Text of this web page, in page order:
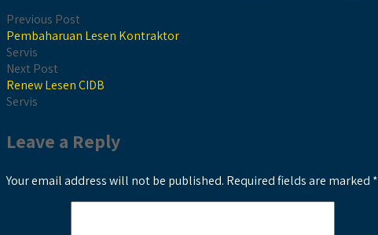
Previous Post
Pembaharuan Lesen Kontraktor
Servis
Next Post
Renew Lesen CIDB
Servis
Leave a Reply
Your email address will not be published. Required fields are marked *